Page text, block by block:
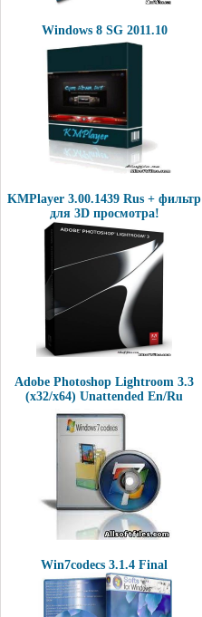
Windows 8 SG 2011.10
KMPlayer 3.00.1439 Rus + фильтр
для 3D просмотра!
Adobe Photoshop Lightroom 3.3
(x32/x64) Unattended En/Ru
Win7codecs 3.1.4 Final